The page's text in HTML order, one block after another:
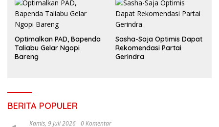
Optimalkan PAD, Bapenda
Taliabu Gelar Ngopi
Bareng
Sasha-Saja Optimis Dapat
Rekomendasi Partai
Gerindra
BERITA POPULER
Kamis, 9 Juli 2026 0 Komentar